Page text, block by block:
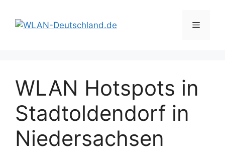
Inhalt
springen
Menü
WLAN Hotspots in
Stadtoldendorf in
Niedersachsen